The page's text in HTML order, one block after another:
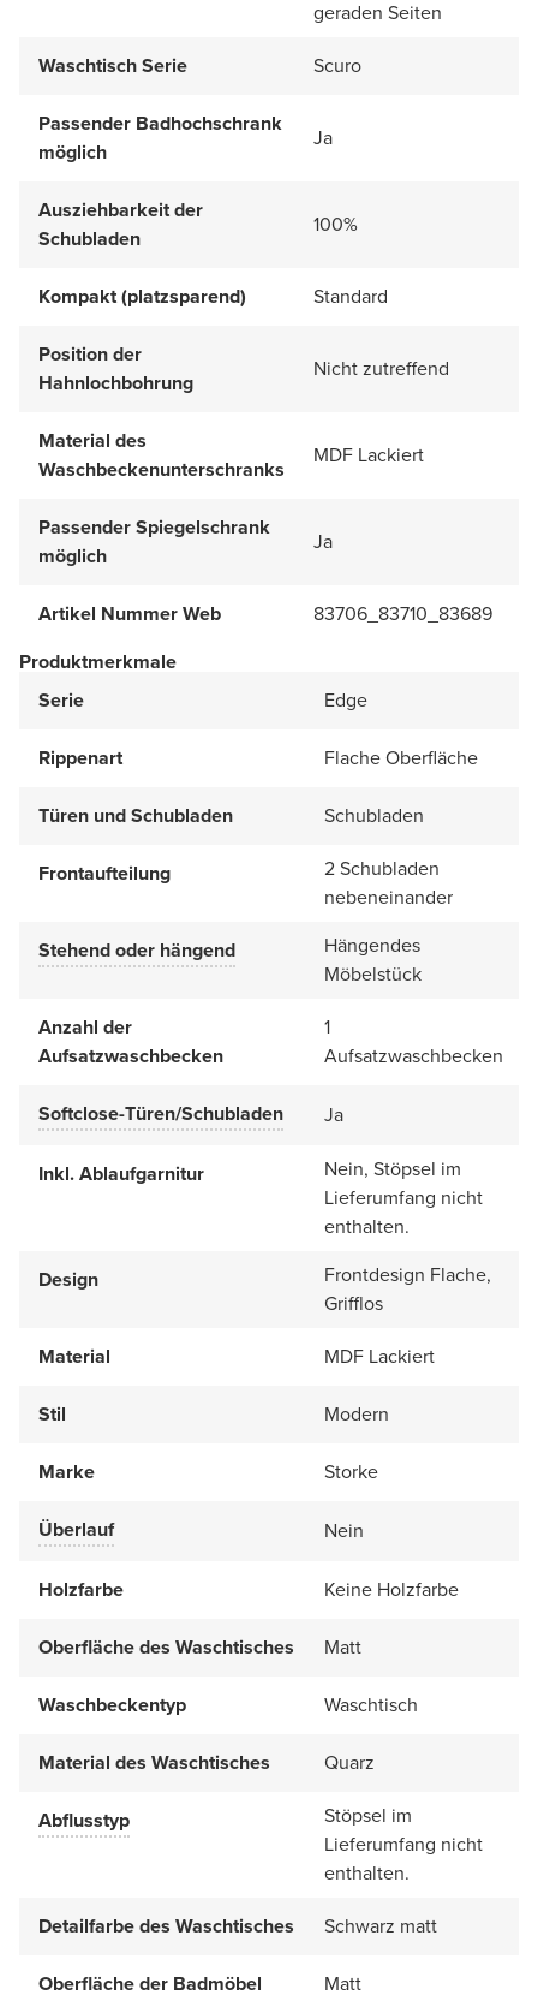
geraden Seiten
Waschtisch Serie
Scuro
Passender Badhochschrank
möglich
Ja
Ausziehbarkeit der
Schubladen
100%
Kompakt (platzsparend) Standard
Position der
Hahnlochbohrung
Nicht zutreffend
Material des
Waschbeckenunterschranks
MDF Lackiert
Passender Spiegelschrank
möglich
Ja
Artikel Nummer Web
83706_83710_83689
Produktmerkmale
Serie
Edge
Rippenart Flache Oberfläche
Türen und Schubladen Schubladen
Frontaufteilung
2 Schubladen
nebeneinander
Stehend oder hängend
Hängendes
Möbelstück
Anzahl der
Aufsatzwaschbecken
1
Aufsatzwaschbecken
Softclose-Türen/Schubladen Ja
Inkl. Ablaufgarnitur
Nein, Stöpsel im
Lieferumfang nicht
enthalten.
Design
Frontdesign Flache,
Grifflos
Material
MDF Lackiert
Stil Modern
Marke Storke
Überlauf Nein
Holzfarbe Keine Holzfarbe
Oberfläche des Waschtisches Matt
Waschbeckentyp Waschtisch
Material des Waschtisches Quarz
Abflusstyp
Stöpsel im
Lieferumfang nicht
enthalten.
Detailfarbe des Waschtisches
Schwarz matt
Oberfläche der Badmöbel Matt